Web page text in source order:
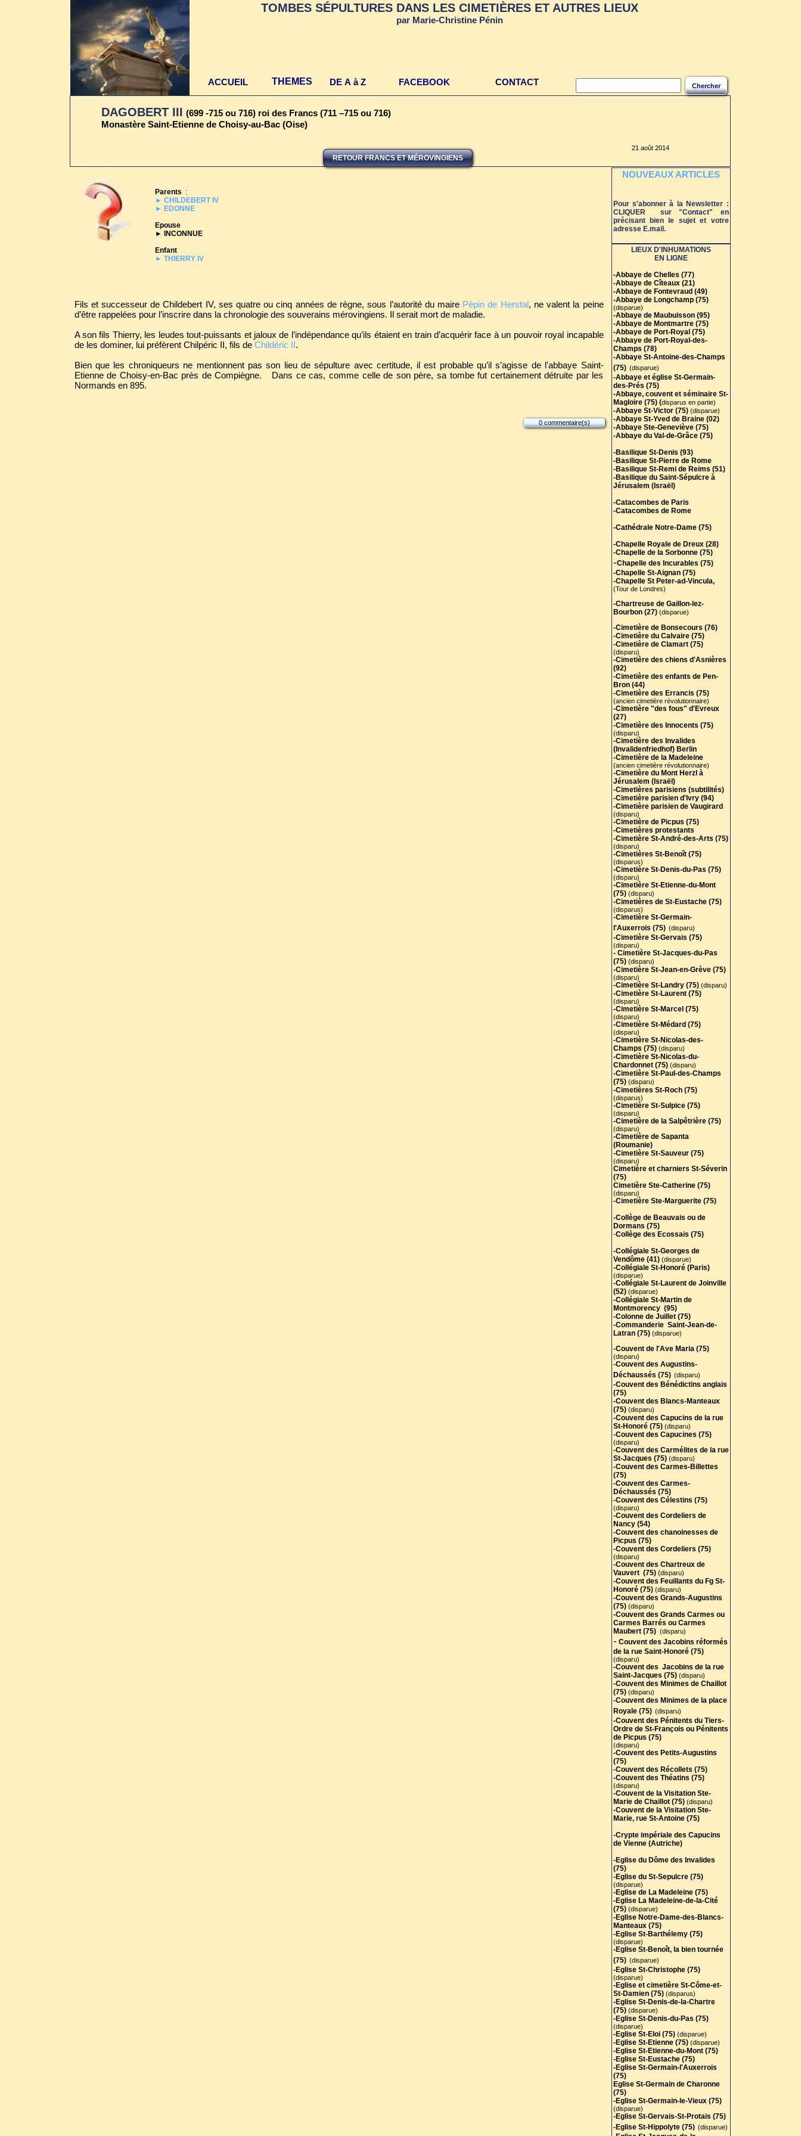
RETOUR FRANCS ET MÉROVINGIENS
DAGOBERT III (699 -715 ou 716) roi des Francs (711 –715 ou 716)
Monastère Saint-Etienne de Choisy-au-Bac (Oise)
Parents :
► CHILDEBERT IV
► EDONNE
Epouse
► INCONNUE
Enfant
► THIERRY IV
Fils et successeur de Childebert IV, ses quatre ou cinq années de règne, sous l’autorité du maire Pépin de Herstal, ne valent la peine
d’être rappelées pour l’inscrire dans la chronologie des souverains mérovingiens. Il serait mort de maladie.
A son fils Thierry, les leudes tout-puissants et jaloux de l’indépendance qu’ils étaient en train d’acquérir face à un pouvoir royal incapable
de les dominer, lui préfèrent Chilpéric II, fils de Childéric II.
Bien que les chroniqueurs ne mentionnent pas son lieu de sépulture avec certitude, il est probable qu’il s’agisse de l'abbaye Saint-
Etienne de Choisy-en-Bac près de Compiègne. Dans ce cas, comme celle de son père, sa tombe fut certainement détruite par les
Normands en 895.
0 commentaire(s)
21 août 2014
ACCUEIL THEMES CONTACT Chercher
FACEBOOK
DE A à Z
TOMBES SÉPULTURES DANS LES CIMETIÈRES ET AUTRES LIEUX
par Marie-Christine Pénin
NOUVEAUX ARTICLES
Pour s'abonner à la Newsletter :
CLIQUER sur "Contact" en
précisant bien le sujet et votre
adresse E.mail.
LIEUX D'INHUMATIONS
EN LIGNE
-Abbaye de Chelles (77)
-Abbaye de Cîteaux (21)
-Abbaye de Fontevraud (49)
-Abbaye de Longchamp (75)
(disparue)
-Abbaye de Maubuisson (95)
-Abbaye de Montmartre (75)
-Abbaye de Port-Royal (75)
-Abbaye de Port-Royal-des-
Champs (78)
-Abbaye St-Antoine-des-Champs
(75) (disparue)
-Abbaye et église St-Germain-
des-Prés (75)
-Abbaye, couvent et séminaire St-
Magloire (75) (disparus en partie)
-Abbaye St-Victor (75) (disparue)
-Abbaye St-Yved de Braine (02)
-Abbaye Ste-Geneviève (75)
-Abbaye du Val-de-Grâce (75)
-Basilique St-Denis (93)
-Basilique St-Pierre de Rome
-Basilique St-Remi de Reims (51)
-Basilique du Saint-Sépulcre à
Jérusalem (Israël)
-Catacombes de Paris
-Catacombes de Rome
-Cathédrale Notre-Dame (75)
-Chapelle Royale de Dreux (28)
-Chapelle de la Sorbonne (75)
-Chapelle des Incurables (75)
-Chapelle St-Aignan (75)
-Chapelle St Peter-ad-Vincula,
(Tour de Londres)
-Chartreuse de Gaillon-lez-
Bourbon (27) (disparue)
-Cimetière de Bonsecours (76)
-Cimetière du Calvaire (75)
-Cimetière de Clamart (75)
(disparu)
-Cimetière des chiens d'Asnières
(92)
-Cimetière des enfants de Pen-
Bron (44)
-Cimetière des Errancis (75)
(ancien cimetière révolutionnaire)
-Cimetière "des fous" d'Evreux
(27)
-Cimetière des Innocents (75)
(disparu)
-Cimetière des Invalides
(Invalidenfriedhof) Berlin
-Cimetière de la Madeleine
(ancien cimetière révolutionnaire)
-Cimetière du Mont Herzl à
Jérusalem (Israël)
-Cimetières parisiens (subtilités)
-Cimetière parisien d'Ivry (94)
-Cimetière parisien de Vaugirard
(disparu)
-Cimetière de Picpus (75)
-Cimetières protestants
-Cimetière St-André-des-Arts (75)
(disparu)
-Cimetières St-Benoît (75)
(disparus)
-Cimetière St-Denis-du-Pas (75)
(disparu)
-Cimetière St-Etienne-du-Mont
(75) (disparu)
-Cimetières de St-Eustache (75)
(disparus)
-Cimetière St-Germain-
l'Auxerrois (75) (disparu)
-Cimetière St-Gervais (75)
(disparu)
- Cimetière St-Jacques-du-Pas
(75) (disparu)
-Cimetière St-Jean-en-Grève (75)
(disparu)
-Cimetière St-Landry (75) (disparu)
-Cimetière St-Laurent (75)
(disparu)
-Cimetière St-Marcel (75)
(disparu)
-Cimetière St-Médard (75)
(disparu)
-Cimetière St-Nicolas-des-
Champs (75) (disparu)
-Cimetière St-Nicolas-du-
Chardonnet (75) (disparu)
-Cimetière St-Paul-des-Champs
(75) (disparu)
-Cimetières St-Roch (75)
(disparus)
-Cimetière St-Sulpice (75)
(disparu)
-Cimetière de la Salpêtrière (75)
(disparu)
-Cimetière de Sapanta
(Roumanie)
-Cimetière St-Sauveur (75)
(disparu)
Cimetière et charniers St-Séverin
(75)
Cimetière Ste-Catherine (75)
(disparu)
-Cimetière Ste-Marguerite (75)
-Collège de Beauvais ou de
Dormans (75)
-Collège des Ecossais (75)
-Collégiale St-Georges de
Vendôme (41) (disparue)
-Collégiale St-Honoré (Paris)
(disparue)
-Collégiale St-Laurent de Joinville
(52) (disparue)
-Collégiale St-Martin de
Montmorency (95)
-Colonne de Juillet (75)
-Commanderie Saint-Jean-de-
Latran (75) (disparue)
-Couvent de l'Ave Maria (75)
(disparu)
-Couvent des Augustins-
Déchaussés (75) (disparu)
-Couvent des Bénédictins anglais
(75)
-Couvent des Blancs-Manteaux
(75) (disparu)
-Couvent des Capucins de la rue
St-Honoré (75) (disparu)
-Couvent des Capucines (75)
(disparu)
-Couvent des Carmélites de la rue
St-Jacques (75) (disparu)
-Couvent des Carmes-Billettes
(75)
-Couvent des Carmes-
Déchaussés (75)
-Couvent des Célestins (75)
(disparu)
-Couvent des Cordeliers de
Nancy (54)
-Couvent des chanoinesses de
Picpus (75)
-Couvent des Cordeliers (75)
(disparu)
-Couvent des Chartreux de
Vauvert (75) (disparu)
-Couvent des Feuillants du Fg St-
Honoré (75) (disparu)
-Couvent des Grands-Augustins
(75) (disparu)
-Couvent des Grands Carmes ou
Carmes Barrés ou Carmes
Maubert (75) (disparu)
- Couvent des Jacobins réformés
de la rue Saint-Honoré (75)
(disparu)
-Couvent des Jacobins de la rue
Saint-Jacques (75) (disparu)
-Couvent des Minimes de Chaillot
(75) (disparu)
-Couvent des Minimes de la place
Royale (75) (disparu)
-Couvent des Pénitents du Tiers-
Ordre de St-François ou Pénitents
de Picpus (75)
(disparu)
-Couvent des Petits-Augustins
(75)
-Couvent des Récollets (75)
-Couvent des Théatins (75)
(disparu)
-Couvent de la Visitation Ste-
Marie de Chaillot (75)(disparu)
-Couvent de la Visitation Ste-
Marie, rue St-Antoine (75)
-Crypte impériale des Capucins
de Vienne (Autriche)
-Eglise du Dôme des Invalides
(75)
-Eglise du St-Sepulcre (75)
(disparue)
-Eglise de La Madeleine (75)
-Eglise La Madeleine-de-la-Cité
(75) (disparue)
-Eglise Notre-Dame-des-Blancs-
Manteaux (75)
-Eglise St-Barthélemy (75)
(disparue)
-Eglise St-Benoît, la bien tournée
(75) (disparue)
-Eglise St-Christophe (75)
(disparue)
-Eglise et cimetière St-Côme-et-
St-Damien (75) (disparus)
-Eglise St-Denis-de-la-Chartre
(75) (disparue)
-Eglise St-Denis-du-Pas (75)
(disparue)
-Eglise St-Eloi (75)(disparue)
-Eglise St-Etienne (75) (disparue)
-Eglise St-Etienne-du-Mont (75)
-Eglise St-Eustache (75)
-Eglise St-Germain-l'Auxerrois
(75)
Eglise St-Germain de Charonne
(75)
-Eglise St-Germain-le-Vieux (75)
(disparue)
-Eglise St-Gervais-St-Protais (75)
-Eglise St-Hippolyte (75) (disparue)